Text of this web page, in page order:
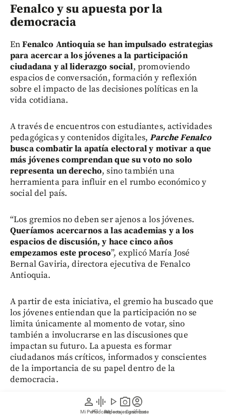
person
Mi Perfil
graphic_eq
Pódcast
play_arrow
Videos
photo_camera
Reportajes gráficos
account_circle
Suscríbete
Fenalco y su apuesta por la
democracia
EnFenalco Antioquia se han impulsado estrategias
para acercar a los jóvenes a la participación
ciudadana y al liderazgo social, promoviendo
espacios de conversación, formación y reflexión
sobre el impacto de las decisiones políticas en la
vida cotidiana.
A través de encuentros con estudiantes, actividades
pedagógicas y contenidos digitales, Parche Fenalco
busca combatir la apatía electoral y motivar a que
más jóvenes comprendan que su voto no solo
representa un derecho, sino también una
herramienta para influir en el rumbo económico y
social del país.
“Los gremios no deben ser ajenos a los jóvenes.
Queríamos acercarnos a las academias y a los
espacios de discusión, y hace cinco años
empezamos este proceso”, explicó María José
Bernal Gaviria, directora ejecutiva de Fenalco
Antioquia.
A partir de esta iniciativa, el gremio ha buscado que
los jóvenes entiendan que la participación no se
limita únicamente al momento de votar, sino
también a involucrarse en las discusiones que
impactan su futuro. La apuesta es formar
ciudadanos más críticos, informados y conscientes
de la importancia de su papel dentro de la
democracia.
En un escenario político que podría definirse por